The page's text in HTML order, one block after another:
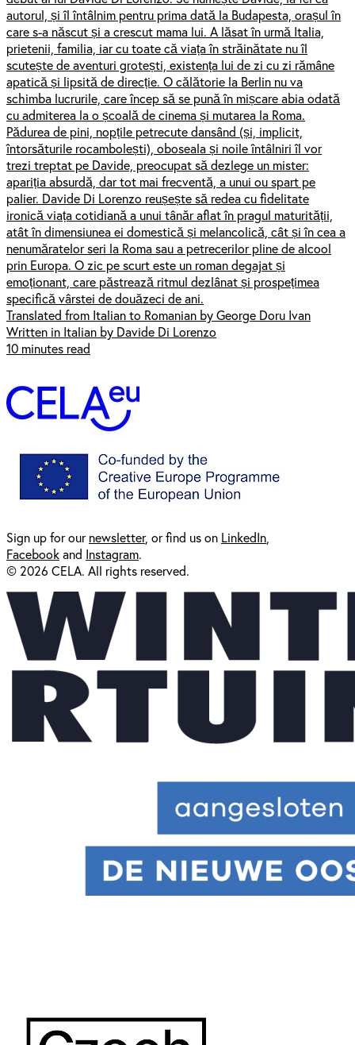
autorul, și îl întâlnim pentru prima dată la Budapesta, orașul în
care s-a născut și a crescut mama lui. A lăsat în urmă Italia,
prietenii, familia, iar cu toate că viața în străinătate nu îl
scutește de aventuri grotești, existența lui de zi cu zi rămâne
apatică și lipsită de direcție. O călătorie la Berlin nu va
schimba lucrurile, care încep să se pună în mișcare abia odată
cu admiterea la o școală de cinema și mutarea la Roma.
Pădurea de pini, nopțile petrecute dansând (și, implicit,
întorsăturile rocambolești), oboseala și noile întâlniri îl vor
trezi treptat pe Davide, preocupat să dezlege un mister:
apariția absurdă, dar tot mai frecventă, a unui ou spart pe
palier. Davide Di Lorenzo reușește să redea cu fidelitate
ironică viața cotidiană a unui tânăr aflat în pragul maturității,
atât în dimensiunea ei domestică și melancolică, cât și în cea a
nenumăratelor seri la Roma sau a petrecerilor pline de alcool
prin Europa. O zic pe scurt este un roman degajat și
emoționant, care păstrează ritmul dezlânat și prospețimea
specifică vârstei de douăzeci de ani.
Translated from Italian to Romanian by George Doru Ivan
Written in Italian by Davide Di Lorenzo
10 minutes read
Sign up for ournewsletter, or find us on LinkedIn
Facebookand Instagram.
© 2026 CELA. All rights reserved.